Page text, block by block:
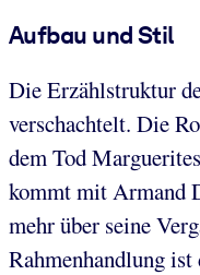
Aufbau und Stil
Die Erzählstruktur
verschachtelt. Die
dem Tod
kommt mit Armand
mehr über seine
Rahmenhandlung